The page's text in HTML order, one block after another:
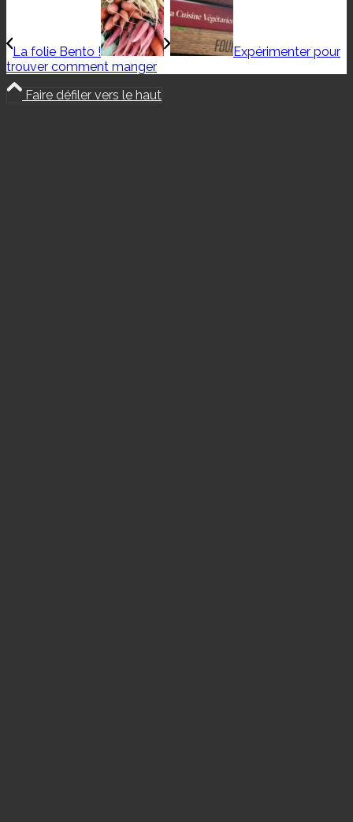
La folie Bento !
Expérimenter pour
trouver comment manger
Faire défiler vers le haut